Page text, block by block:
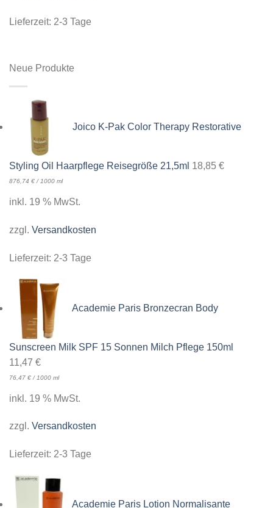
Lieferzeit: 2-3 Tage
Neue Produkte
Joico K-Pak Color Therapy Restorative
Styling Oil Haarpflege Reisegröße 21,5ml 18,85 €
876,74 € / 1000 ml
inkl. 19 % MwSt.
zzgl. Versandkosten
Lieferzeit: 2-3 Tage
Academie Paris Bronzecran Body
Sunscreen Milk SPF 15 Sonnen Milch Pflege 150ml
11,47 €
76,47 € / 1000 ml
inkl. 19 % MwSt.
zzgl. Versandkosten
Lieferzeit: 2-3 Tage
Academie Paris Lotion Normalisante